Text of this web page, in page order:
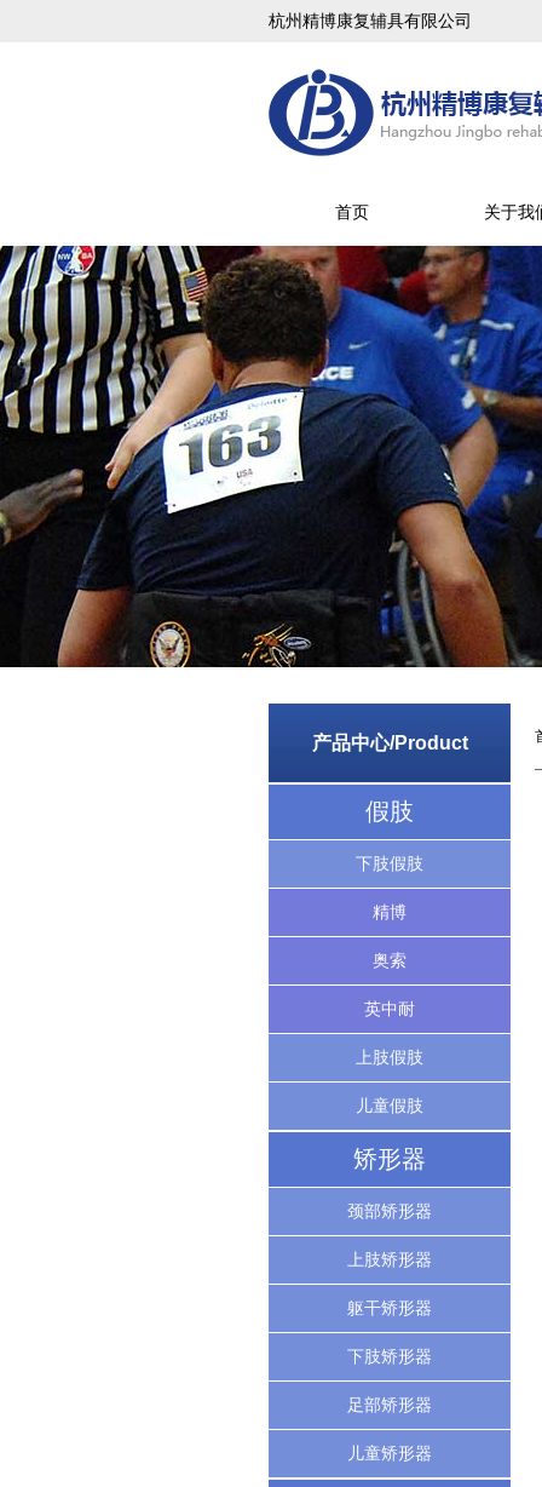
杭州精博康复辅具有限公司
首页 关于我
产品中心/Product
假肢
下肢假肢
精博
奥索
英中耐
上肢假肢
儿童假肢
矫形器
颈部矫形器
上肢矫形器
躯干矫形器
下肢矫形器
足部矫形器
儿童矫形器